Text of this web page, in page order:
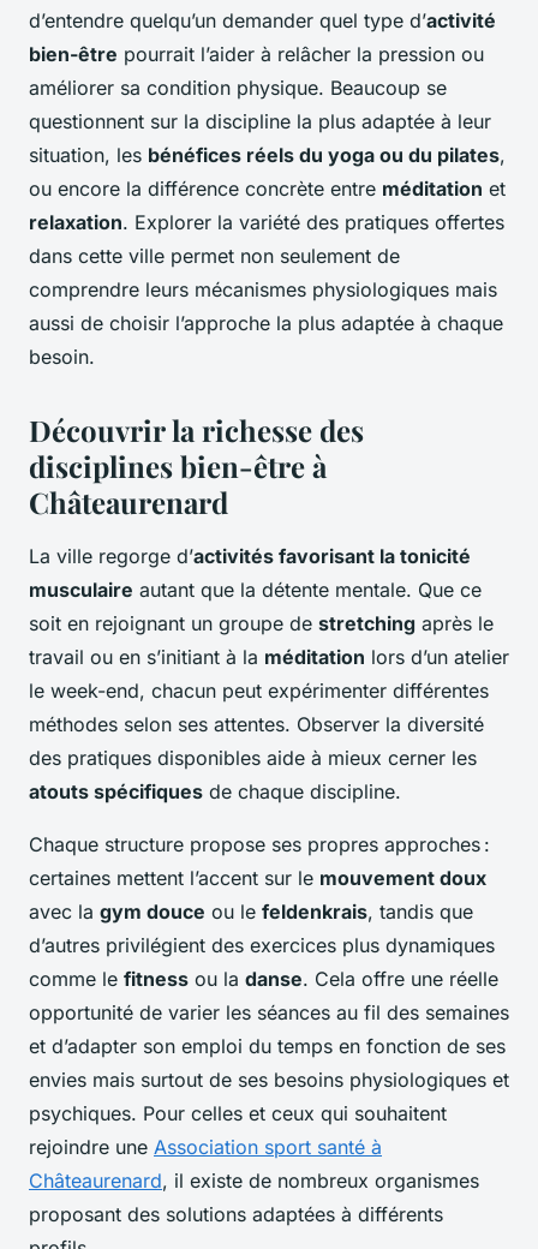
d’entendre quelqu’un demander quel type d’activité
bien-être pourrait l’aider à relâcher la pression ou
améliorer sa condition physique. Beaucoup se
questionnent sur la discipline la plus adaptée à leur
situation, les bénéfices réels du yoga ou du pilates,
ou encore la différence concrète entre méditation et
relaxation. Explorer la variété des pratiques offertes
dans cette ville permet non seulement de
comprendre leurs mécanismes physiologiques mais
aussi de choisir l’approche la plus adaptée à chaque
besoin.
Découvrir la richesse des
disciplines bien-être à
Châteaurenard
La ville regorge d’activités favorisant la tonicité
musculaire autant que la détente mentale. Que ce
soit en rejoignant un groupe de stretching après le
travail ou en s’initiant à la méditation lors d’un atelier
le week-end, chacun peut expérimenter différentes
méthodes selon ses attentes. Observer la diversité
des pratiques disponibles aide à mieux cerner les
atouts spécifiques de chaque discipline.
Chaque structure propose ses propres approches :
certaines mettent l’accent sur le mouvement doux
avec la gym douce ou le feldenkrais, tandis que
d’autres privilégient des exercices plus dynamiques
comme le fitness ou la danse. Cela offre une réelle
opportunité de varier les séances au fil des semaines
et d’adapter son emploi du temps en fonction de ses
envies mais surtout de ses besoins physiologiques et
psychiques. Pour celles et ceux qui souhaitent
rejoindre une Association sport santé à
Châteaurenard, il existe de nombreux organismes
proposant des solutions adaptées à différents